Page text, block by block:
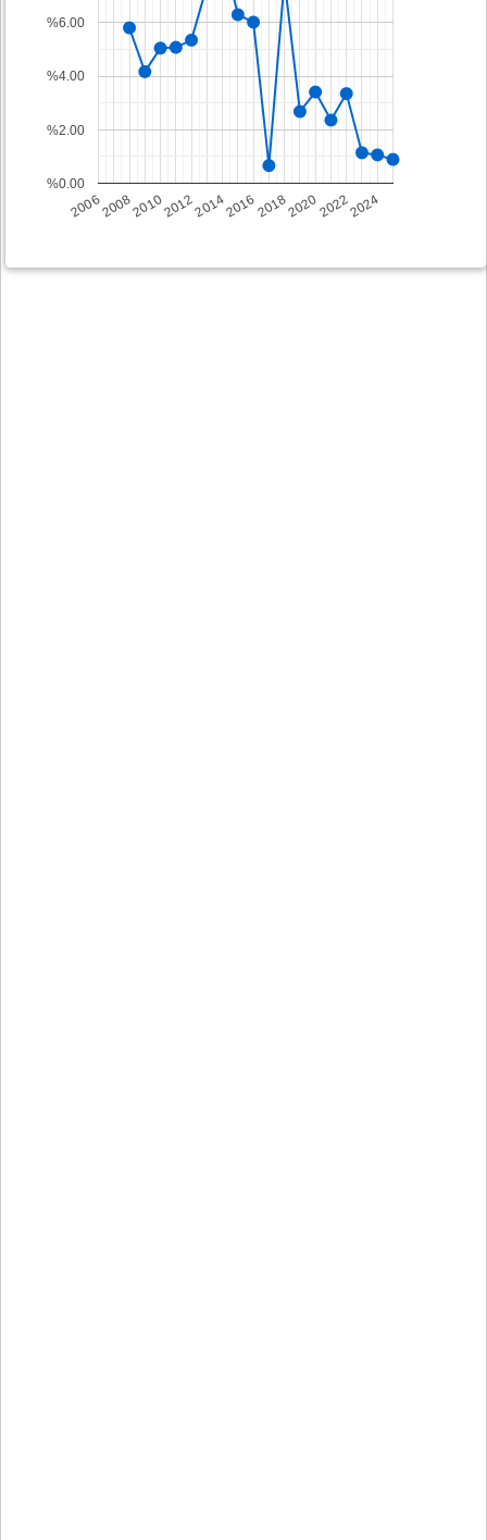
2006200820102012201420162018202020222024
%0.00
%2.00
%4.00
%6.00